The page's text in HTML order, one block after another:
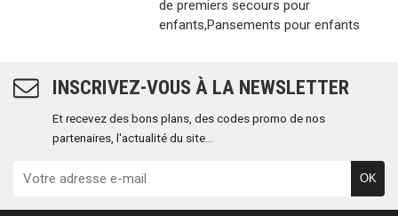
de premiers secours pour
enfants,Pansements pour enfants
INSCRIVEZ-VOUS À LA NEWSLETTER
Et recevez des bons plans, des codes promo de nos
partenaires, l'actualité du site...
OK